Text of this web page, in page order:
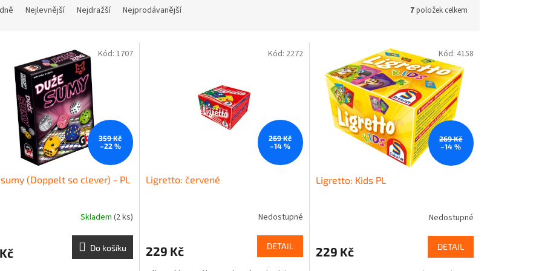
Nejlevnější Nejdražší Nejprodávanější 7položek celkem
359 Kč
–22 %
(Doppelt so clever) - PL
Skladem (2 ks)
Do košíku
Kód: 1707
269 Kč
–14 %
Ligretto: červené
Nedostupné
229 Kč DETAIL
Kód: 2272
269 Kč
–14 %
Ligretto: Kids PL
Nedostupné
229 Kč DETAIL
Kód: 4158